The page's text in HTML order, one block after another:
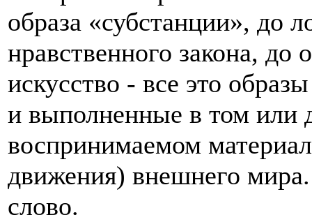
образа «субстанции», до
нравственного закона, до
искусство - все это
и выполненные в том или
воспринимаемом
движения) внешнего мира.
слово.